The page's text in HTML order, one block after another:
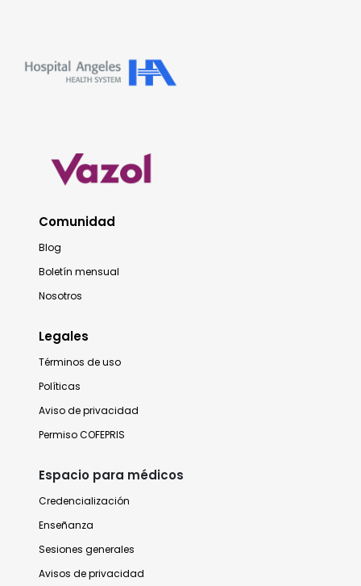
Comunidad
Blog
Boletín mensual
Nosotros
Legales
Términos de uso
Políticas
Aviso de privacidad
Permiso COFEPRIS
Espacio para médicos
Credencialización
Enseñanza
Sesiones generales
Avisos de privacidad